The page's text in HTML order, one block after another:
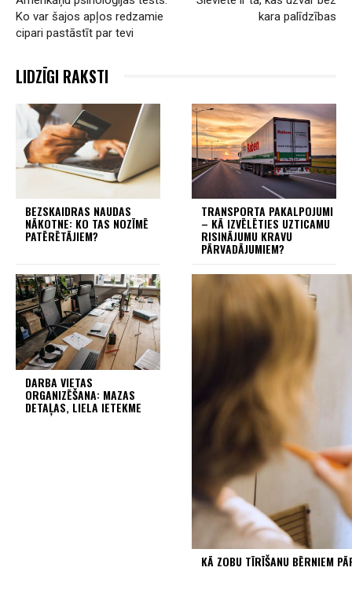
Ko var šajos apļos redzamie
cipari pastāstīt par tevi
kara palīdzības
LIDZĪGI RAKSTI
BEZSKAIDRAS NAUDAS
NĀKOTNE: KO TAS NOZĪMĒ
PATĒRĒTĀJIEM?
TRANSPORTA PAKALPOJUMI
– KĀ IZVĒLĒTIES UZTICAMU
RISINĀJUMU KRAVU
PĀRVADĀJUMIEM?
DARBA VIETAS
ORGANIZĒŠANA: MAZAS
DETAĻAS, LIELA IETEKME
KĀ ZOBU TĪRĪŠANU BĒRNIEM